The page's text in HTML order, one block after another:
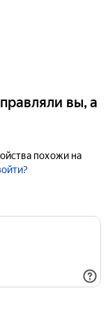
вы, а
похожи на